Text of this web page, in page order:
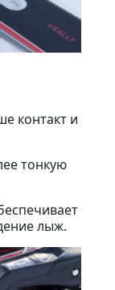
контакт и
тонкую
лыж.